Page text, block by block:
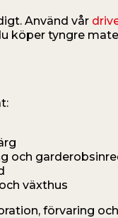
Använd vår
köper tyngre
och
växthus
förvaring